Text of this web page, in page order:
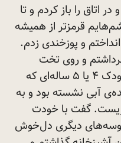
را باز کردم و تا
قرمزتر از همیشه
و پوزخندی زدم.
و روی تخت
نشستم و کمی نگاهش کردم. کودک ۴ یا ۵ ساله‌ای که
آبی نشسته بود و به
گفت با خودت
دیگری دل‌خوش